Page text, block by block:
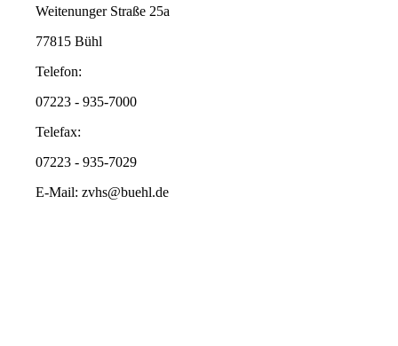
Weitenunger Straße 25a
77815 Bühl
Telefon:
07223 - 935-7000
Telefax:
07223 - 935-7029
E-Mail: zvhs@buehl.de